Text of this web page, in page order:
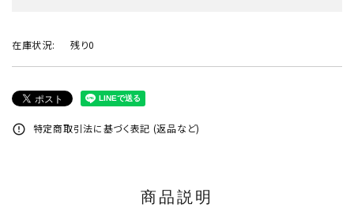
在庫状況: 残り0
error_outline 特定商取引法に基づく表記 (返品など)
商品説明